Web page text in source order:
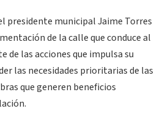
presidente municipal Jaime Torres
de la calle que conduce al
las acciones que impulsa su
las necesidades prioritarias de las
que generen beneficios